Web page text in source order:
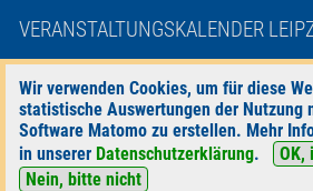
VERANSTALTUNGSKALENDER
Wir verwenden Cookies, um für diese
statistische Auswertungen der
Software Matomo zu erstellen. Mehr
in unserer Datenschutzerklärung.
OK,
Nein, bitte nicht